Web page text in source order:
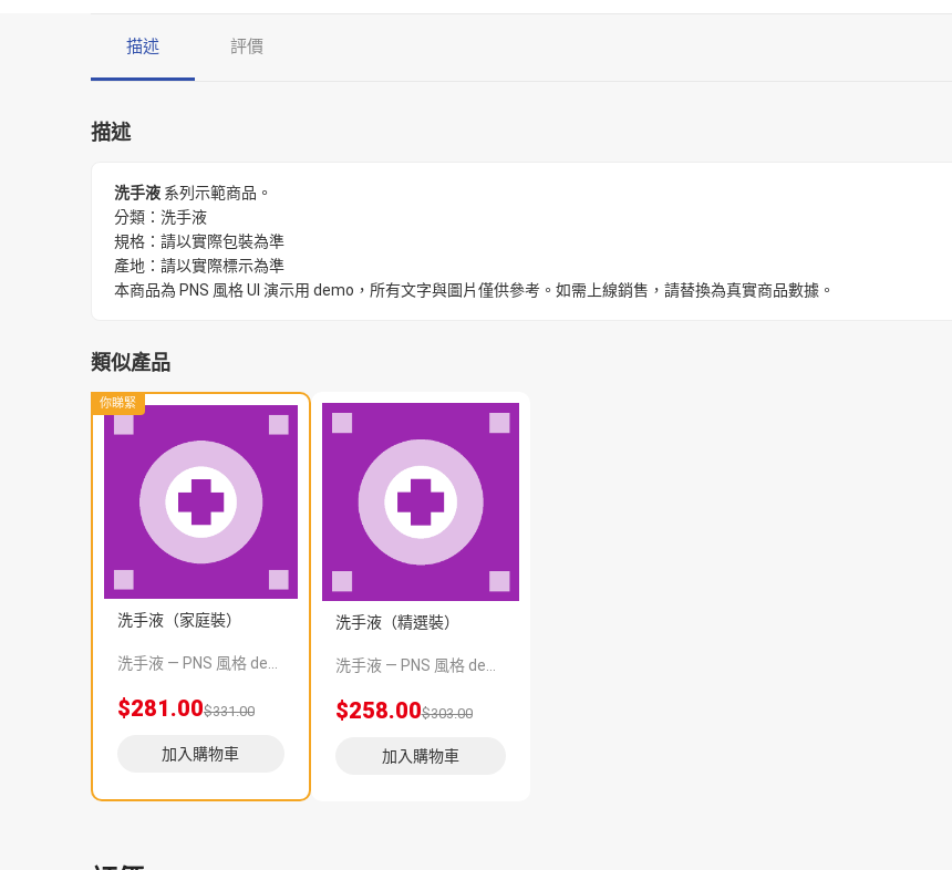
描述 評價
描述
洗手液 系列示範商品。
分類：洗手液
規格：請以實際包裝為準
產地：請以實際標示為準
本商品為 PNS 風格 UI 演示用 demo，所有文字與圖片僅供參考。如需上線銷售，請替換為真實商品數據。
類似產品
你睇緊
洗手液（家庭裝）
$281.00$331.00
加入購物車
洗手液（精選裝）
$258.00$303.00
加入購物車